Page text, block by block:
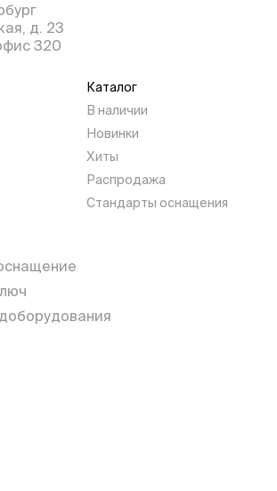
д. 23
320
Каталог
В наличии
Новинки
Хиты
Распродажа
Стандарты оснащения